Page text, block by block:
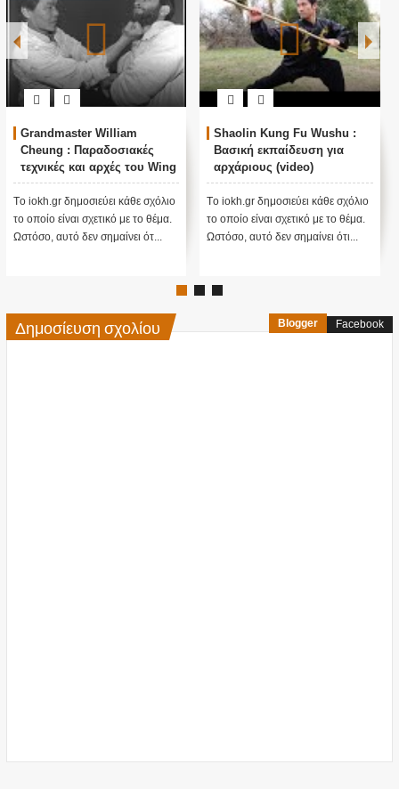
Grandmaster William
Cheung : Παραδοσιακές
τεχνικές και αρχές του Wing
Chun Kung Fu για
αρχάριους (video)
Tο iokh.gr δημοσιεύει κάθε σχόλιο
το οποίο είναι σχετικό με το θέμα.
Ωστόσο, αυτό δεν σημαίνει ότ...
Shaolin Kung Fu Wushu :
Βασική εκπαίδευση για
αρχάριους (video)
Tο iokh.gr δημοσιεύει κάθε σχόλιο
το οποίο είναι σχετικό με το θέμα.
Ωστόσο, αυτό δεν σημαίνει ότι...
Δημοσίευση σχολίου Blogger Facebook